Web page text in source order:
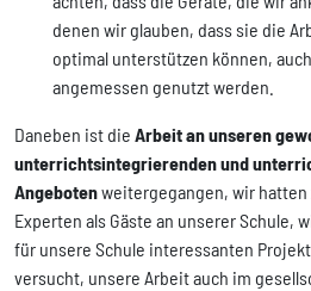
denen wir glauben, dass sie die
optimal unterstützen können,
angemessen genutzt werden.
Daneben ist die Arbeit an unseren
unterrichtsintegrierenden und
Angebotenweitergegangen, wir
Experten als Gäste an unserer Schule,
für unsere Schule interessanten
versucht, unsere Arbeit auch im